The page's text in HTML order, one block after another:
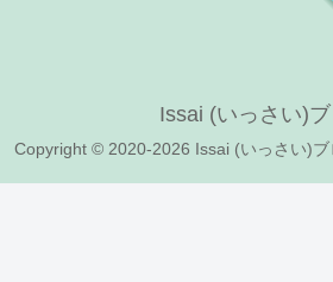
Issai (いっさい)
Copyright © 2020-2026 Issai (いっさい)ブ